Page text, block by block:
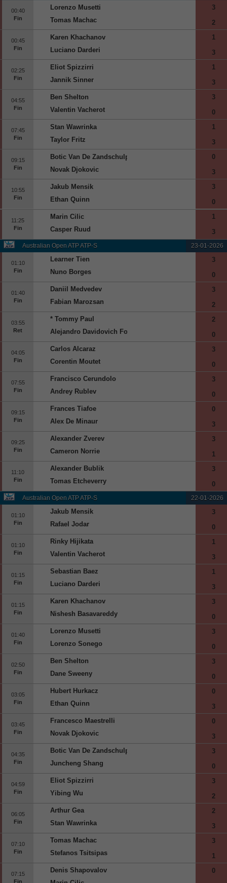
00:40
Fin
Lorenzo Musetti
Tomas Machac
3
2
00:45
Fin
Karen Khachanov
Luciano Darderi
1
3
02:25
Fin
Eliot Spizzirri
Jannik Sinner
1
3
04:55
Fin
Ben Shelton
Valentin Vacherot
3
0
07:45
Fin
Stan Wawrinka
Taylor Fritz
1
3
09:15
Fin
Botic Van De Zandschulp
Novak Djokovic
0
3
10:55
Fin
Jakub Mensik
Ethan Quinn
3
0
11:25
Fin
Marin Cilic
Casper Ruud
1
3
Australian Open ATP ATP-S 23-01-2026
01:10
Fin
Learner Tien
Nuno Borges
3
0
01:40
Fin
Daniil Medvedev
Fabian Marozsan
3
2
03:55
Ret
* Tommy Paul
Alejandro Davidovich Fokina
2
0
04:05
Fin
Carlos Alcaraz
Corentin Moutet
3
0
07:55
Fin
Francisco Cerundolo
Andrey Rublev
3
0
09:15
Fin
Frances Tiafoe
Alex De Minaur
0
3
09:25
Fin
Alexander Zverev
Cameron Norrie
3
1
11:10
Fin
Alexander Bublik
Tomas Etcheverry
3
0
Australian Open ATP ATP-S 22-01-2026
01:10
Fin
Jakub Mensik
Rafael Jodar
3
0
01:10
Fin
Rinky Hijikata
Valentin Vacherot
1
3
01:15
Fin
Sebastian Baez
Luciano Darderi
1
3
01:15
Fin
Karen Khachanov
Nishesh Basavareddy
3
0
01:40
Fin
Lorenzo Musetti
Lorenzo Sonego
3
0
02:50
Fin
Ben Shelton
Dane Sweeny
3
0
03:05
Fin
Hubert Hurkacz
Ethan Quinn
0
3
03:45
Fin
Francesco Maestrelli
Novak Djokovic
0
3
04:35
Fin
Botic Van De Zandschulp
Juncheng Shang
3
0
04:59
Fin
Eliot Spizzirri
Yibing Wu
3
2
06:05
Fin
Arthur Gea
Stan Wawrinka
2
3
07:10
Fin
Tomas Machac
Stefanos Tsitsipas
3
1
07:15
Fin
Denis Shapovalov
0